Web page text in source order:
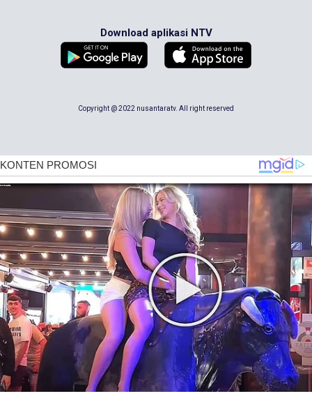
Download aplikasi NTV
Copyright @ 2022 nusantaratv. All right reserved